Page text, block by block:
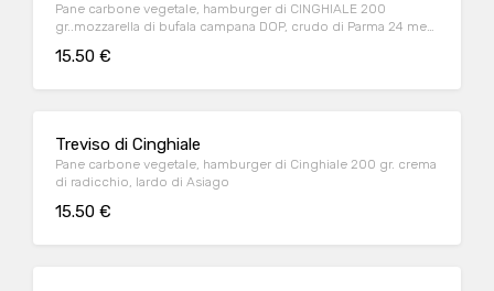
Pane carbone vegetale, hamburger di CINGHIALE 200
gr..mozzarella di bufala campana DOP, crudo di Parma 24 mesi
15.50 €
Treviso di Cinghiale
Pane carbone vegetale, hamburger di Cinghiale 200 gr. crema
di radicchio, lardo di Asiago
15.50 €